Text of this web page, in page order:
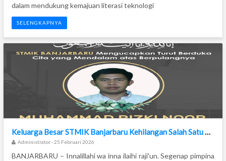
dalam mendukung kemajuan literasi teknologi
SELENGKAPNYA
Keluarga Besar STMIK Banjarbaru Kehilangan Salah Satu Karyawan Terbaiknya, Muhammad Rizki Noor
Administrator - 25 Februari 2026
BANJARBARU – Innalillahi wa inna ilaihi raji'un. Segenap pimpina